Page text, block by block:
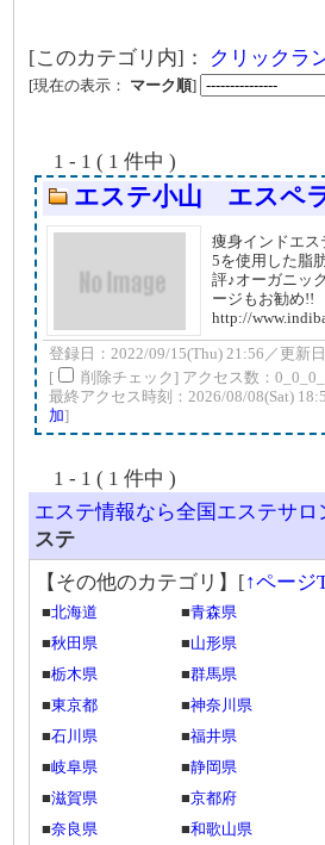
[このカテゴリ内]： クリックラ
[現在の表示： マーク順]
1 - 1 ( 1 件中 )
エステ小山 エスペ
痩身インドエ
5を使用した脂
評♪オーガニッ
ージもお勧め!!
http://
登録日：2022/09/15(Thu) 21:56／更新
[
削除チェック] アクセス数：
最終アクセス時刻：2026/08/08(Sat)
加]
1 - 1 ( 1 件中 )
エステ情報なら全国エステサロ
ステ
【その他のカテゴリ】 [↑ページ
■北海道 ■青森県
■秋田県 ■山形県
■栃木県 ■群馬県
■東京都 ■神奈川県
■石川県 ■福井県
■岐阜県 ■静岡県
■滋賀県 ■京都府
■奈良県 ■和歌山県